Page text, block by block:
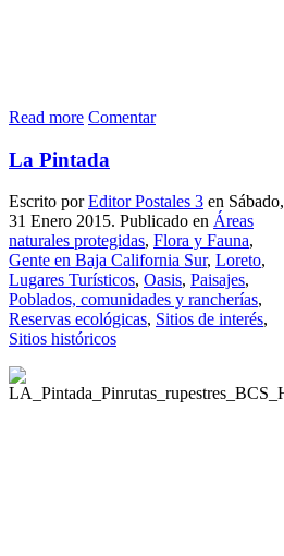
Read more Comentar
La Pintada
Escrito porEditor Postales 3 en Sábado,
31 Enero 2015. Publicado en Áreas
naturales protegidas, Flora y Fauna,
Gente en Baja California Sur, Loreto,
Lugares Turísticos, Oasis, Paisajes,
Poblados, comunidades y rancherías,
Reservas ecológicas, Sitios de interés,
Sitios históricos